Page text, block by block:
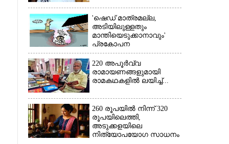
'ഷെഡ് മാത്രമല്ല,
അടിയിലുള്ളതും
മാന്തിയെടുക്കാനാവും'
പ്രകോപന
പ്രസംഗവുമായി കെ.കെ.
രാഗേഷ്
220 അപൂർവ്വ
രാമായണങ്ങളുമായി
രാമകഥകളിൽ ലയിച്ച്...
260 രൂപയിൽ നിന്ന് 320
രൂപയിലെത്തി,
അടുക്കളയിലെ
നിത്യോപയോഗ സാധനം
×